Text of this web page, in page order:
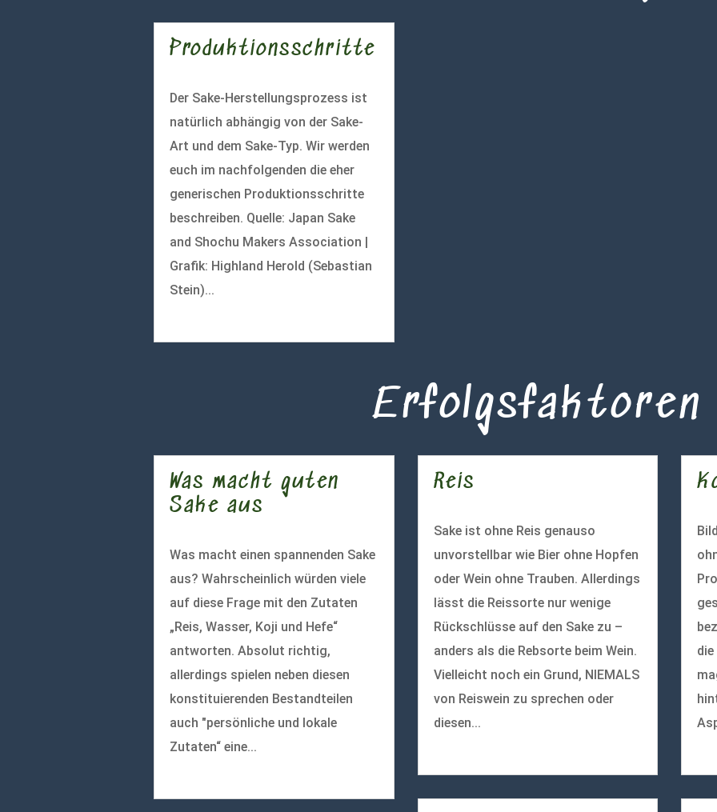
Produktionsschritte
Der Sake-Herstellungsprozess ist
natürlich abhängig von der Sake-
Art und dem Sake-Typ. Wir werden
euch im nachfolgenden die eher
generischen Produktionsschritte
beschreiben. Quelle: Japan Sake
and Shochu Makers Association |
Grafik: Highland Herold (Sebastian
Stein)...
Erfolgsfaktoren
Was macht guten
Sake aus
Was macht einen spannenden Sake
aus? Wahrscheinlich würden viele
auf diese Frage mit den Zutaten
„Reis, Wasser, Koji und Hefe“
antworten. Absolut richtig,
allerdings spielen neben diesen
konstituierenden Bestandteilen
auch "persönliche und lokale
Zutaten“ eine...
Reis
Sake ist ohne Reis genauso
unvorstellbar wie Bier ohne Hopfen
oder Wein ohne Trauben. Allerdings
lässt die Reissorte nur wenige
Rückschlüsse auf den Sake zu –
anders als die Rebsorte beim Wein.
Vielleicht noch ein Grund, NIEMALS
von Reiswein zu sprechen oder
diesen...